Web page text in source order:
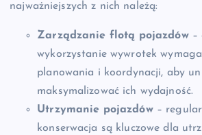
najważniejszych z nich należą:
Zarządzanie flotą pojazdów–
wykorzystanie wywrotek
planowania i koordynacji, aby
maksymalizować ich wydajność.
Utrzymanie pojazdów–
konserwacja są kluczowe dla